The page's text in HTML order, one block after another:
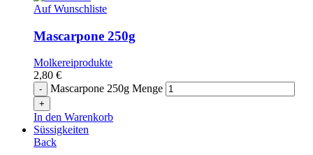
Auf Wunschliste
Mascarpone 250g
Molkereiprodukte
2,80 €
Mascarpone 250g Menge
In den Warenkorb
Süssigkeiten
Back